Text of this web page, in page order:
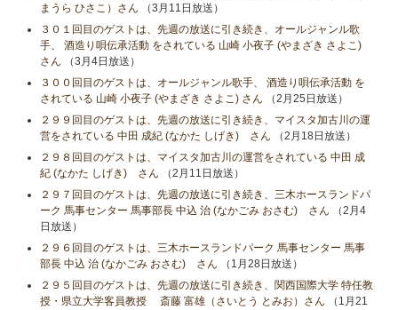
まうら ひさこ）さん （3月11日放送）
３０１回目のゲストは、先週の放送に引き続き、オールジャンル歌
手、 酒造り唄伝承活動 をされている 山崎 小夜子 (やまざき さよこ)
さん （3月4日放送）
３００回目のゲストは、オールジャンル歌手、 酒造り唄伝承活動 を
されている 山崎 小夜子 (やまざき さよこ) さん （2月25日放送）
２９９回目のゲストは、先週の放送に引き続き、マイスタ加古川の運
営をされている 中田 成紀 (なかた しげき) さん （2月18日放送）
２９８回目のゲストは、マイスタ加古川の運営をされている 中田 成
紀 (なかた しげき) さん （2月11日放送）
２９７回目のゲストは、先週の放送に引き続き、三木ホースランドパ
ーク 馬事センター 馬事部長 中込 治 (なかごみ おさむ) さん （2月4
日放送）
２９６回目のゲストは、三木ホースランドパーク 馬事センター 馬事
部長 中込 治 (なかごみ おさむ) さん （1月28日放送）
２９５回目のゲストは、先週の放送に引き続き、関西国際大学 特任教
授・県立大学客員教授 斎藤 富雄（さいとう とみお）さん （1月21